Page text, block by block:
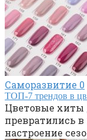
Саморазвитие 0
ТОП-7 трендов в
Цветовые хиты
превратились
настроение